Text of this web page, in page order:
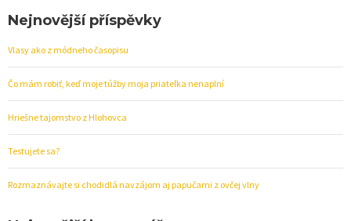
Nejnovější příspěvky
Vlasy ako z módneho časopisu
Čo mám robiť, keď moje túžby moja priateľka nenaplní
Hriešne tajomstvo z Hlohovca
Testujete sa?
Rozmaznávajte si chodidlá navzájom aj papučami z ovčej vlny